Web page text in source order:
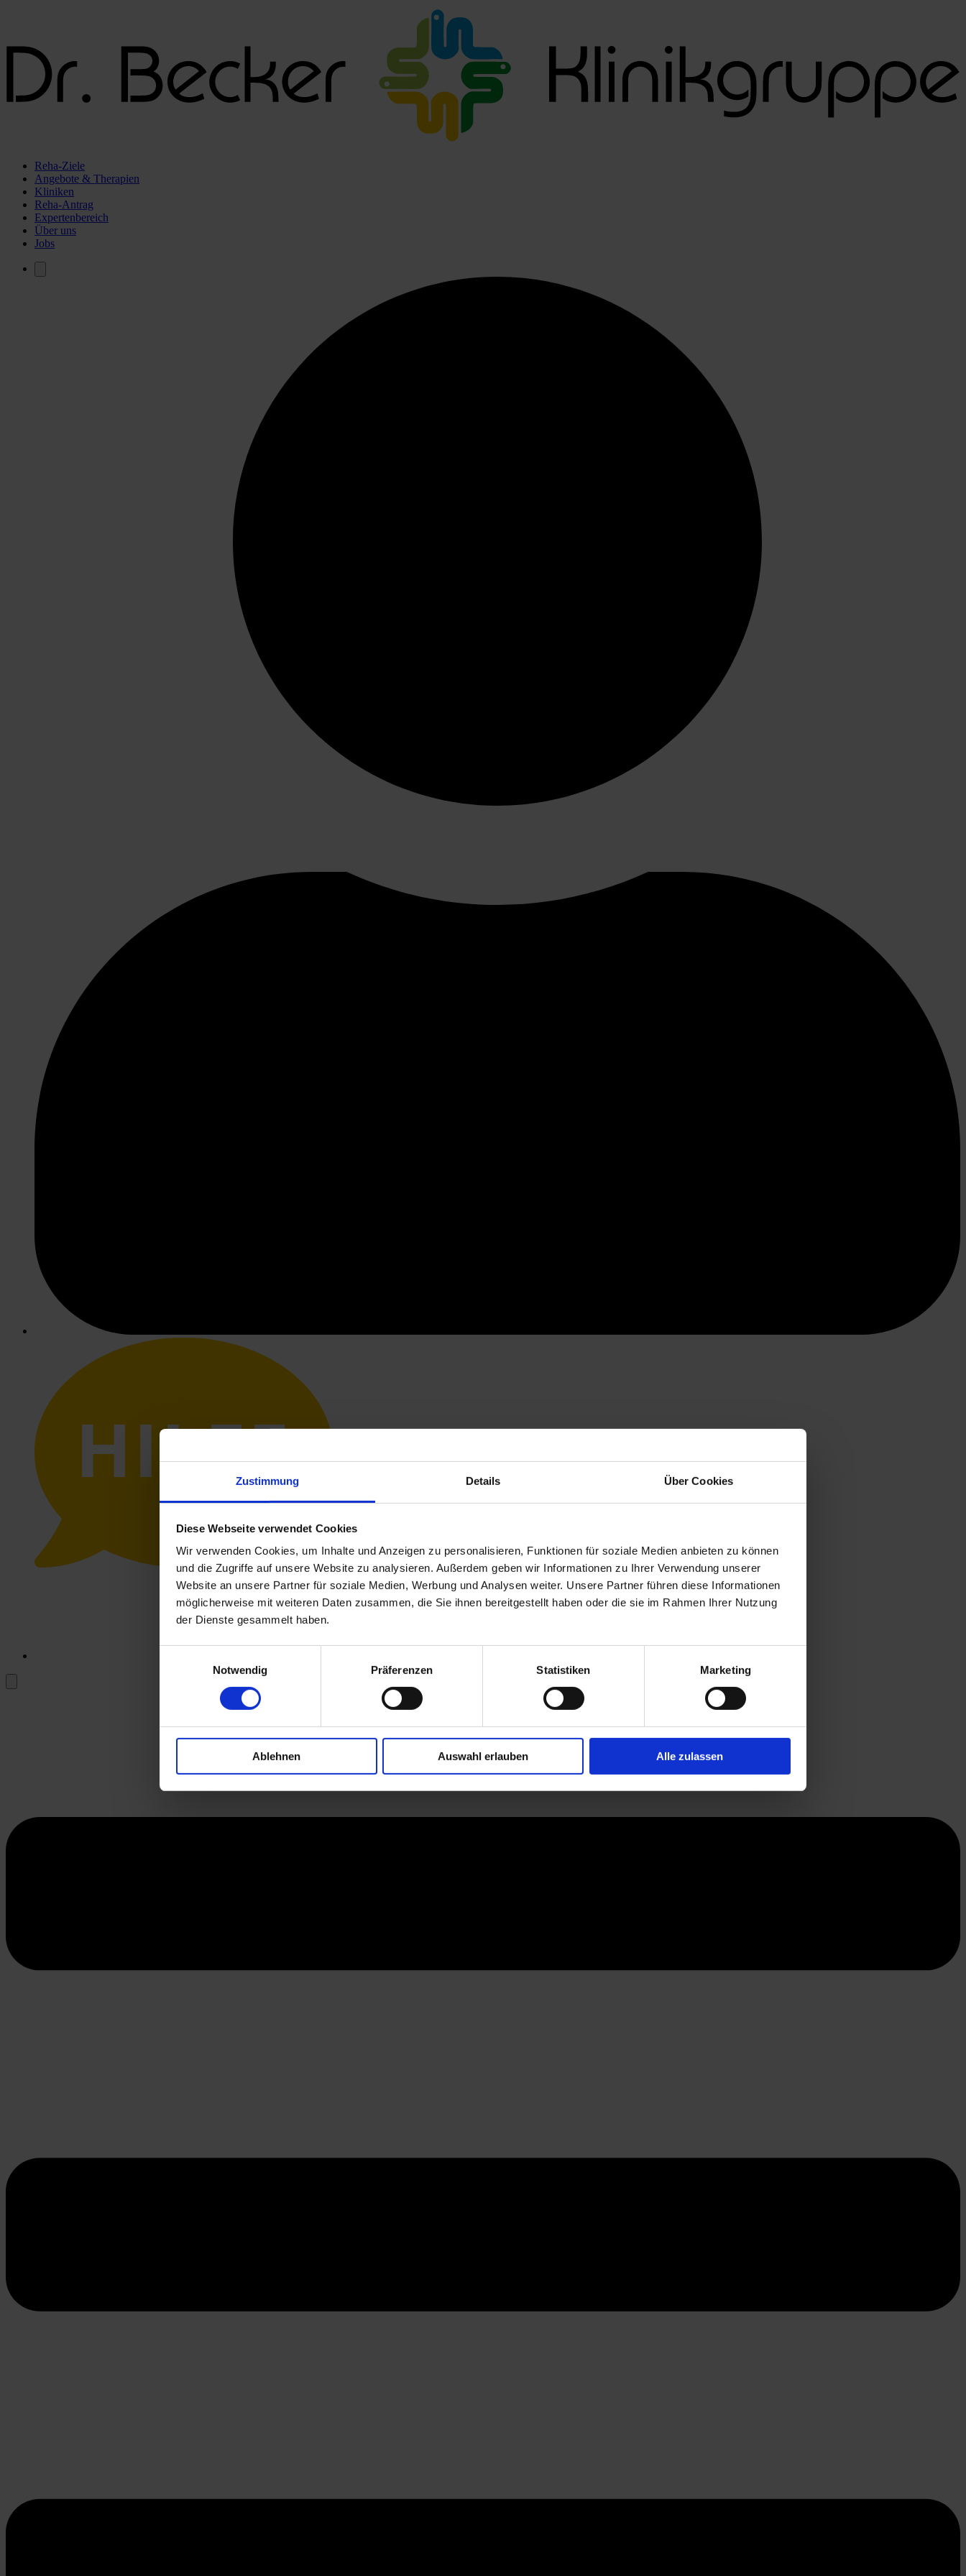
Zustimmung Details Über Cookies
Diese Webseite verwendet Cookies
Wir verwenden Cookies, um Inhalte und Anzeigen zu personalisieren, Funktionen für soziale Medien anbieten zu können
und die Zugriffe auf unsere Website zu analysieren. Außerdem geben wir Informationen zu Ihrer Verwendung unserer
Website an unsere Partner für soziale Medien, Werbung und Analysen weiter. Unsere Partner führen diese Informationen
möglicherweise mit weiteren Daten zusammen, die Sie ihnen bereitgestellt haben oder die sie im Rahmen Ihrer Nutzung
der Dienste gesammelt haben.
Notwendig
Präferenzen Statistiken Marketing
Ablehnen Auswahl erlauben Alle zulassen
Reha-Ziele
Angebote & Therapien
Kliniken
Reha-Antrag
Expertenbereich
Über uns
Jobs
HILFE